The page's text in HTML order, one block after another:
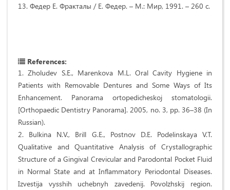
13. Федер Е. Фракталы / Е. Федер. – М.: Мир, 1991. – 260 с.
References:
1. Zholudev S.E., Marenkova M.L. Oral Cavity Hygiene in
Patients with Removable Dentures and Some Ways of Its
Enhancement. Panorama ortopedicheskoj stomatologii.
[Orthopaedic Dentistry Panorama]. 2005, no. 3, pp. 36–38 (In
Russian).
2. Bulkina N.V., Brill G.E., Postnov D.E. Podelinskaya V.T.
Qualitative and Quantitative Analysis of Crystallographic
Structure of a Gingival Crevicular and Parodontal Pocket Fluid
in Normal State and at Inflammatory Periodontal Diseases.
Izvestija vysshih uchebnyh zavedenij. Povolzhskij region.